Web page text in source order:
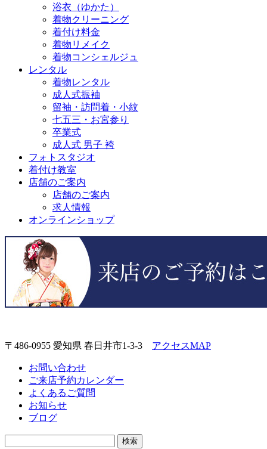
浴衣（ゆかた）
着物クリーニング
着付け料金
着物リメイク
着物コンシェルジュ
レンタル
着物レンタル
成人式振袖
留袖・訪問着・小紋
七五三・お宮参り
卒業式
成人式 男子 袴
フォトスタジオ
着付け教室
店舗のご案内
店舗のご案内
求人情報
オンラインショップ
〒486-0955 愛知県 春日井市1-3-3 アクセスMAP
お問い合わせ
ご来店予約カレンダー
よくあるご質問
お知らせ
ブログ